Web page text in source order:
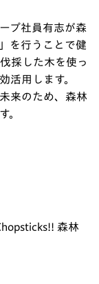
プ社員有志が森
を行うことで健
採した木を使っ
活用します。
来のため、森林
。
森林